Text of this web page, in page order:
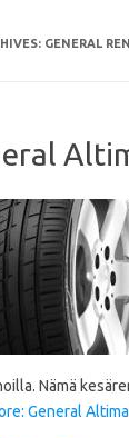
GENERAL
Nämä
General